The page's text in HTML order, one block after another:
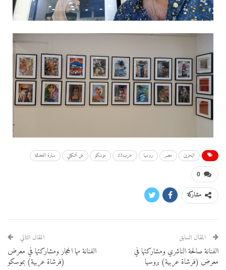
البحرين مصر روسيا عرب22 موسكو فن تشكيلي سارة الفضالة
0
مشاركة
المقال السابق
الفنانة صالحة الناشري ومشاركتها في
معرض (فرشاة عربية) بروسيا
المقال التالي
الفنانة مها الحجار ومشاركتها في معرض
(فرشاة عربية) بموسكو